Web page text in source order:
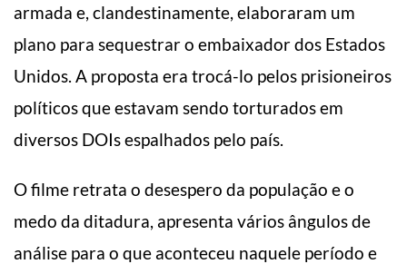
armada e, clandestinamente, elaboraram um
plano para sequestrar o embaixador dos Estados
Unidos. A proposta era trocá-lo pelos prisioneiros
políticos que estavam sendo torturados em
diversos DOIs espalhados pelo país.
O filme retrata o desespero da população e o
medo da ditadura, apresenta vários ângulos de
análise para o que aconteceu naquele período e